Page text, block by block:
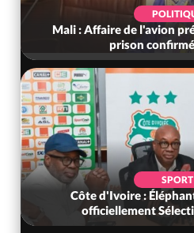
Mali : Affaire de l'avion
prison
SPORT
Côte d'Ivoire :
officiellement